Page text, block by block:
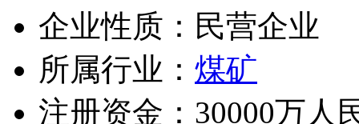
企业性质：民营企业
所属行业： 煤矿
注册资金：30000万人